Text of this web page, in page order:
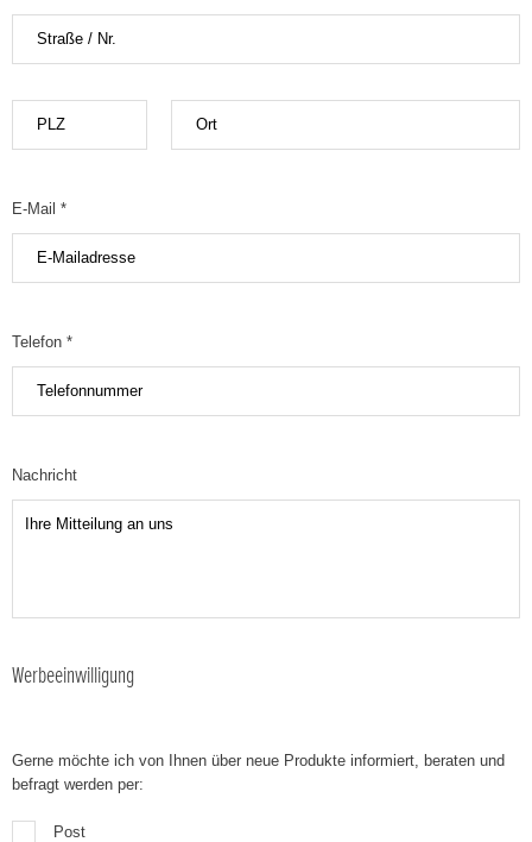
E-Mail *
Telefon *
Nachricht
Werbeeinwilligung
Gerne möchte ich von Ihnen über neue Produkte informiert, beraten und
befragt werden per:
Post